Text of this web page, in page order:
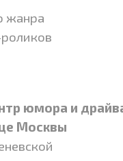
жанра
юмора и
Москвы